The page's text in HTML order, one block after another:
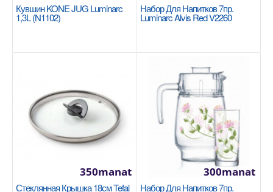
В Корзину
Кувшин KONE JUG Luminarc
1,3L (N1102)
Набор Для Напитков 7пр.
Luminarc Alvis Red V2260
Стеклянная Крышка 18см Tefal
350manat
Набор Для Напитков 7пр.
300manat